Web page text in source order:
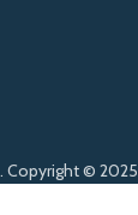
Copyright © 2025